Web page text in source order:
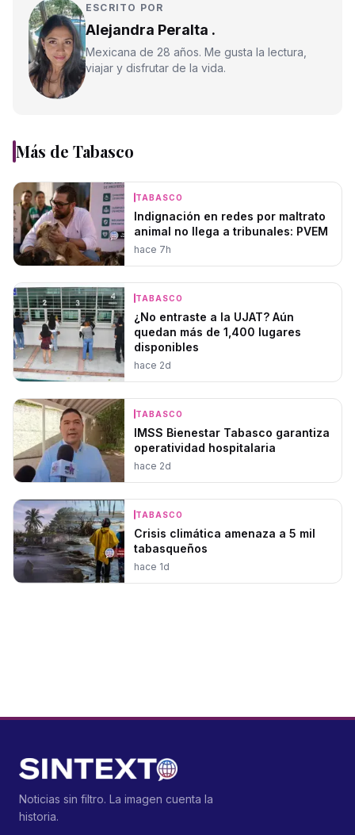
ESCRITO POR
Alejandra Peralta .
Mexicana de 28 años. Me gusta la lectura,
viajar y disfrutar de la vida.
Más de Tabasco
TABASCO
Indignación en redes por maltrato
animal no llega a tribunales: PVEM
hace 7h
TABASCO
¿No entraste a la UJAT? Aún
quedan más de 1,400 lugares
disponibles
hace 2d
TABASCO
IMSS Bienestar Tabasco garantiza
operatividad hospitalaria
hace 2d
TABASCO
Crisis climática amenaza a 5 mil
tabasqueños
hace 1d
Noticias sin filtro. La imagen cuenta la
historia.